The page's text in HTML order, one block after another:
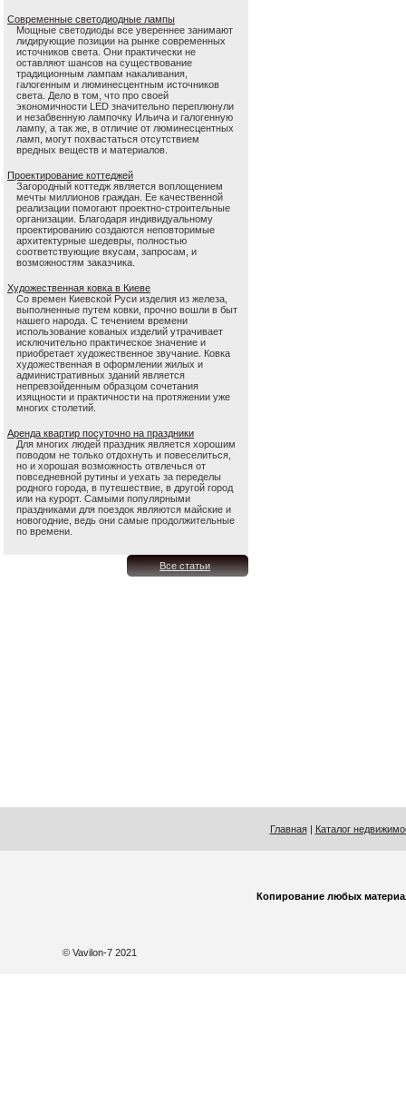
Современные светодиодные лампы
Мощные светодиоды все увереннее занимают
лидирующие позиции на рынке современных
источников света. Они практически не
оставляют шансов на существование
традиционным лампам накаливания,
галогенным и люминесцентным источников
света. Дело в том, что про своей
экономичности LED значительно переплюнули
и незабвенную лампочку Ильича и галогенную
лампу, а так же, в отличие от люминесцентных
ламп, могут похвастаться отсутствием
вредных веществ и материалов.
Проектирование коттеджей
Загородный коттедж является воплощением
мечты миллионов граждан. Ее качественной
реализации помогают проектно-строительные
организации. Благодаря индивидуальному
проектированию создаются неповторимые
архитектурные шедевры, полностью
соответствующие вкусам, запросам, и
возможностям заказчика.
Художественная ковка в Киеве
Со времен Киевской Руси изделия из железа,
выполненные путем ковки, прочно вошли в быт
нашего народа. С течением времени
использование кованых изделий утрачивает
исключительно практическое значение и
приобретает художественное звучание. Ковка
художественная в оформлении жилых и
административных зданий является
непревзойденным образцом сочетания
изящности и практичности на протяжении уже
многих столетий.
Аренда квартир посуточно на праздники
Для многих людей праздник является хорошим
поводом не только отдохнуть и повеселиться,
но и хорошая возможность отвлечься от
повседневной рутины и уехать за переделы
родного города, в путешествие, в другой город
или на курорт. Самыми популярными
праздниками для поездок являются майские и
новогодние, ведь они самые продолжительные
по времени.
Все статьи
Главная| Каталог
Копирование любых
© Vavilon-7 2021